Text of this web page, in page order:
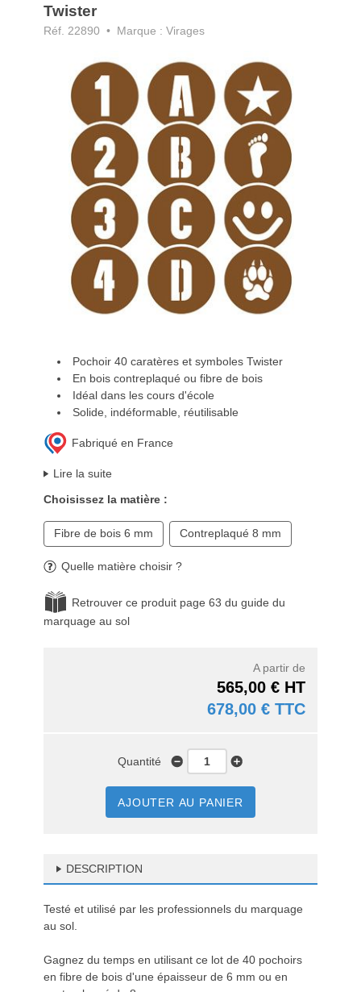
Twister
Réf. 22890 • Marque : Virages
Pochoir 40 caratères et symboles Twister
En bois contreplaqué ou fibre de bois
Idéal dans les cours d'école
Solide, indéformable, réutilisable
Fabriqué en France
Lire la suite
Choisissez la matière :
Fibre de bois 6 mm Contreplaqué 8 mm
Quelle matière choisir ?
Retrouver ce produit page 63 du guide du
marquage au sol
A partir de
565,00 € HT
678,00 € TTC
Quantité
AJOUTER AU PANIER
DESCRIPTION
Testé et utilisé par les professionnels du marquage
au sol.
Gagnez du temps en utilisant ce lot de 40 pochoirs
en fibre de bois d'une épaisseur de 6 mm ou en